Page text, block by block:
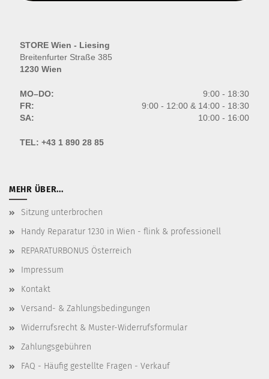
STORE Wien - Liesing
Breitenfurter Straße 385
1230 Wien
MO–DO:
9:00 - 18:30
FR:
9:00 - 12:00 & 14:00 - 18:30
SA:
10:00 - 16:00
TEL: +43 1 890 28 85
MEHR ÜBER...
Sitzung unterbrochen
Handy Reparatur 1230 in Wien - flink & professionell
REPARATURBONUS Österreich
Impressum
Kontakt
Versand- & Zahlungsbedingungen
Widerrufsrecht & Muster-Widerrufsformular
Zahlungsgebühren
FAQ - Häufig gestellte Fragen - Verkauf